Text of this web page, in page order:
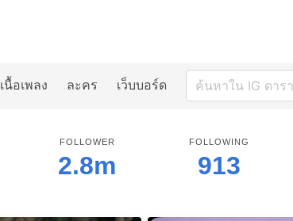
เนื้อเพลง ละคร เว็บบอร์ด
FOLLOWER
2.8m
FOLLOWING
913